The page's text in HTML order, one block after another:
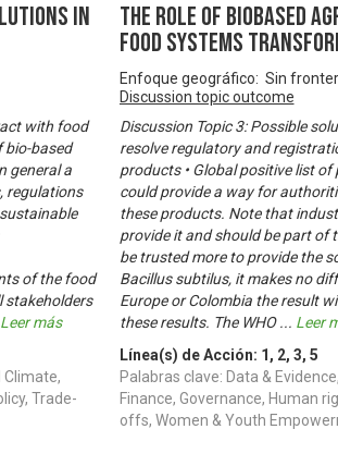
in
with food
bio-based
general a
regulations
of the food
stakeholders
Leer más
Climate,
Trade-
The Role of Biobased
Food Systems
Enfoque geográfico: Sin
Discussion topic outcome
Discussion Topic 3: Possible
resolve regulatory and
products • Global positive list
could provide a way for
these products. Note that
provide it and should be part of
be trusted more to provide the
Bacillus subtilus, it makes no
Europe or Colombia the result
these results. The WHO... Leer
Línea(s) de Acción: 1 , 2, 3, 5
Palabras clave: Data &
Finance, Governance, Human
offs, Women & Youth